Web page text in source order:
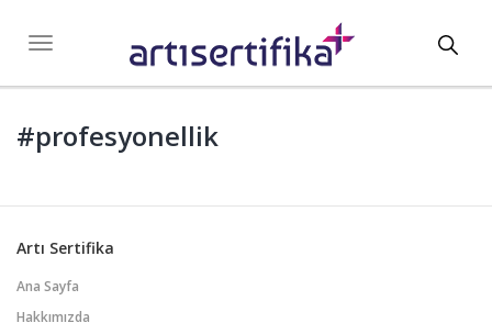
Toggle
#profesyonellik
Artı Sertifika
Ana Sayfa
Hakkımızda